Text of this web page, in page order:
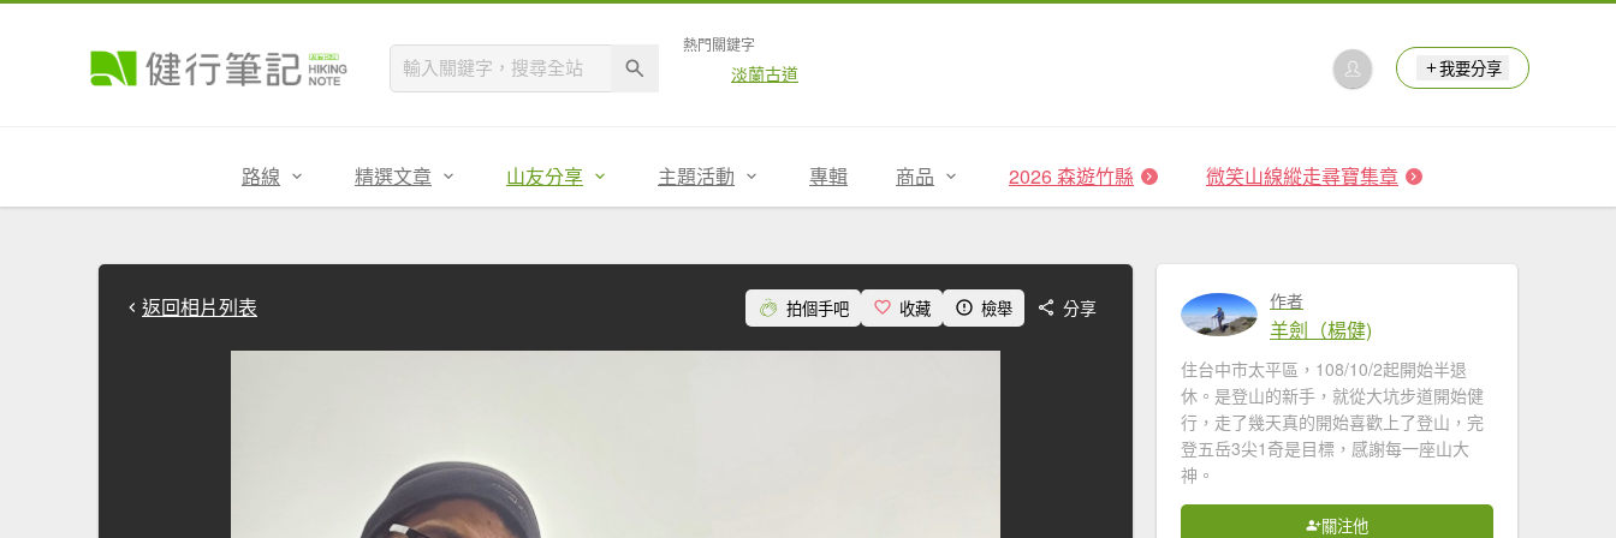
熱門關鍵字
淡蘭古道 我要分享
路線 精選文章 山友分享 主題活動 專輯 商品 2026 森遊竹縣 微笑山線縱走尋寶集章
返回相片列表 拍個手吧 收藏 檢舉 分享 作者
羊劍（楊健)
住台中市太平區，108/10/2起開始半退
休。是登山的新手，就從大坑步道開始健
行，走了幾天真的開始喜歡上了登山，完
登五岳3尖1奇是目標，感謝每一座山大
神。
關注他